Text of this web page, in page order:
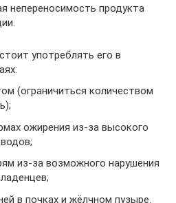
непереносимость продукта
употреблять его в
(ограничиться количеством
ожирения из-за высокого
из-за возможного нарушения
в почках и жёлчном пузыре.